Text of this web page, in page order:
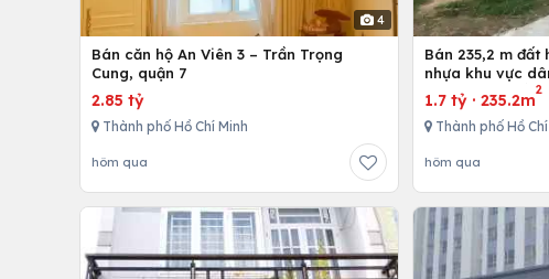
4
Bán căn hộ An Viên 3 – Trần Trọng
Cung, quận 7
2.85 tỷ
Thành phố Hồ Chí Minh
hôm qua
Bán 235,2 m đất
nhựa khu vực
nhứt-Long Điền -
1.7 tỷ ·235.2m
2
Thành phố Hồ
hôm qua